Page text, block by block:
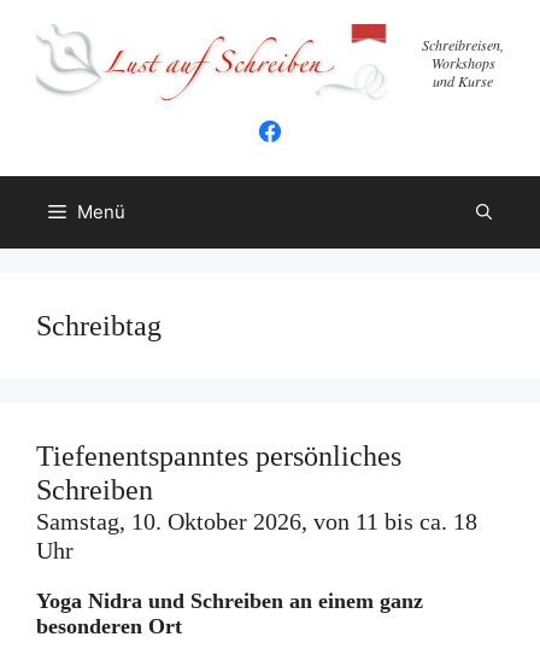
Inhalt
springen
Schreibreisen,
Workshops
und Kurse
Menü
Schreibtag
Tiefenentspanntes persönliches
Schreiben
Samstag, 10. Oktober 2026, von 11 bis ca. 18
Uhr
Yoga Nidra und Schreiben an einem ganz
besonderen Ort